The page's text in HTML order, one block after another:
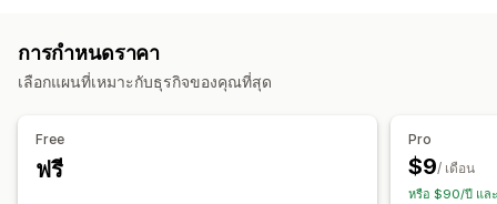
การเปลี่ยนรูปแบบตามการแสดงผลบนมือถือ
การกำหนดราคา
เลือกแผนที่เหมาะกับธุรกิจของคุณที่สุด
Free
ฟรี
Pro
$9/ เดือน
หรือ $90/ปี แล